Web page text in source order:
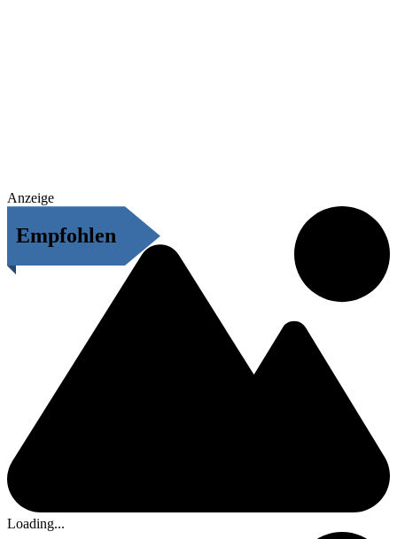
Anzeige
Empfohlen
Loading...